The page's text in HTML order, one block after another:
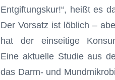
Entgiftungskur!“, heißt es
Der Vorsatz ist löblich –
hat der einseitige
Eine aktuelle Studie aus
das Darm- und